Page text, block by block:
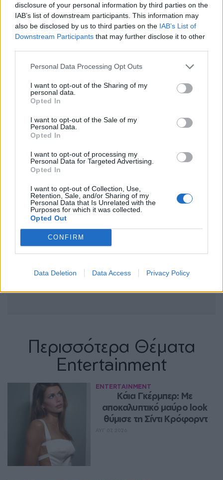
disclosure of your personal information by third parties on the
IAB’s list of downstream participants. This information may
also be disclosed by us to third parties on the IAB’s List of
Downstream Participants that may further disclose it to other
Personal Data Processing Opt Outs
I want to opt-out of the Sharing of my
personal data.
Opted In
I want to opt-out of the Sale of my
Personal Data.
Opted In
I want to opt-out of processing my
Personal Data for Targeted Advertising.
Opted In
I want to opt-out of Collection, Use,
Retention, Sale, and/or Sharing of my
Personal Data that Is Unrelated with the
Purposes for which it was collected.
Opted Out
CONFIRM
Data Deletion Data Access Privacy Policy
μάθετε πρώτοι τα πιο hot νέα.
Ακολουθήστε το Pink.gr και στοInstagram
Περισσότερα Θέματα
Entertainment
ENTERTAINMENT
Κάια Γκέρμπερ: Με
αποκαλυπτικό μαύρο look
θύμισε τη Σίντι Κρόφορντ